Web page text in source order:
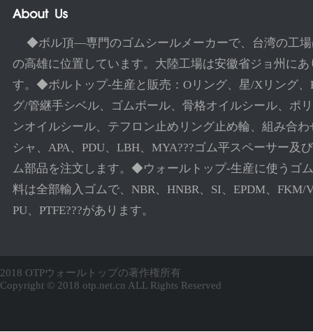
◆ボル頂―専門のゴムシールメーカーで、台湾の工場
の高雄に位置しています。大陸工場は安徽省ジョ州にあ
す。◆ボルトップ-生産と販売：Oリング、星/Xリング、
グ/管継手シベル、ゴムボール、骨格オイルシール、ポ
ンオイルシール、テフロン止めリング止め輪、組み合わ
シャ、APA、PDU、LBH、MYA???ゴム平スペーサー及
ム部品を注文します。◆ウォールトップ-生産に使うゴ
料は全部輸入ゴムで、NBR、HNBR、SI、EPDM、FKM/
PU、PTFE???があります。
2018 OTPウォールトップの著作権所有
Copyright © 2018 otp.net.cn ALL Rights Reserved